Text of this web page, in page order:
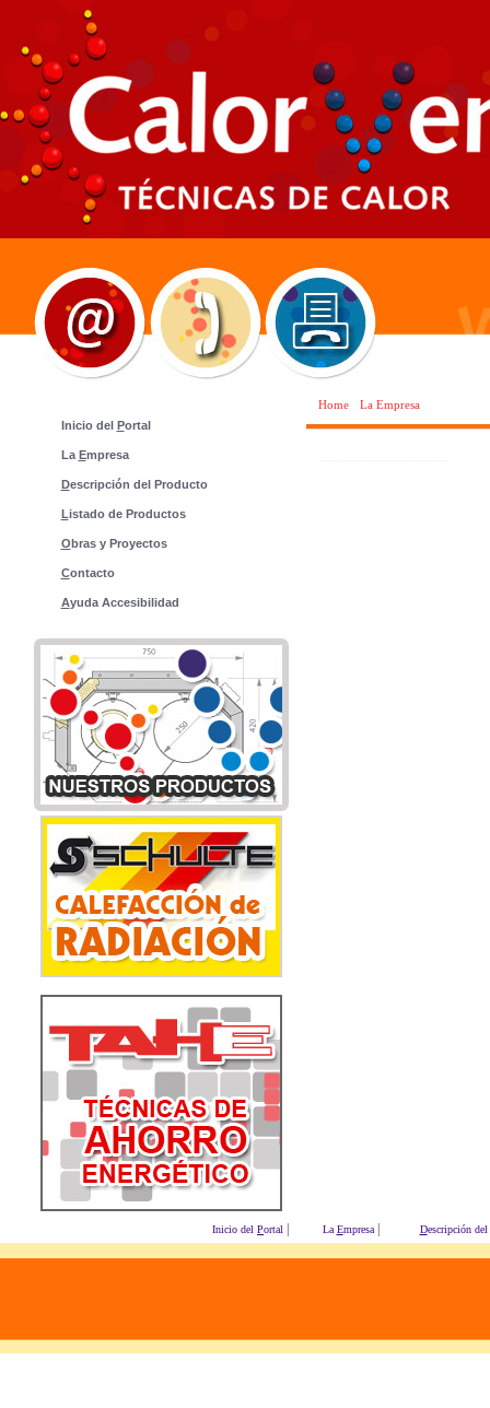
Inicio del Portal
La Empresa
Descripción del Producto
Listado de Productos
Obras y Proyectos
Contacto
Ayuda Accesibilidad
Home La Empresa
Inicio del Portal La Empresa| Descripción del